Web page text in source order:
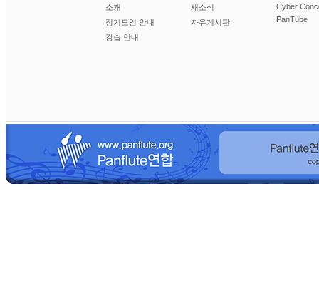
소개
정기모임 안내
강습 안내
새소식
자유게시판
Cyber
PanTube